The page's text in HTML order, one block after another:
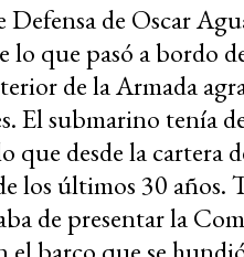
de Oscar
lo que pasó a bordo
de la Armada
El submarino tenía
que desde la
los últimos 30 años.
de presentar la